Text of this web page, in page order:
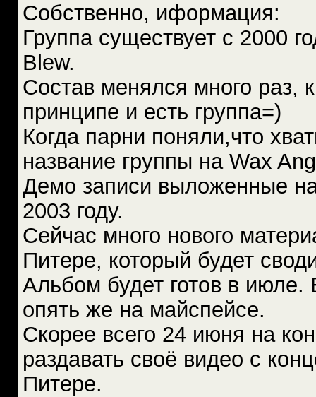
Собственно, иформация:
Группа существует с 2000
Blew.
Состав менялся много раз,
принципе и есть группа=)
Когда парни поняли,что
название группы на Wax
Демо записи выложенные
2003 году.
Сейчас много нового
Питере, который будет
Альбом будет готов в
опять же на майспейсе.
Скорее всего 24 июня на
раздавать своё видео с
Питере.